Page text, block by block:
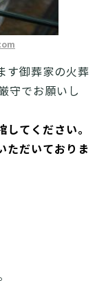
す御葬家の火葬
守でお願いし
てください。
ただいておりま